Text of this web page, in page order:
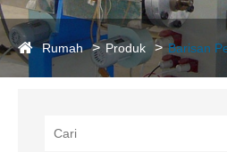
Rumah Produk Barisan